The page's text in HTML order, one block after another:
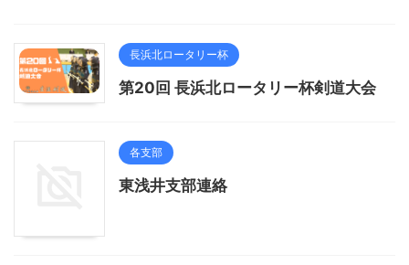
長浜北ロータリー杯
第20回 長浜北ロータリー杯剣道大会
各支部
東浅井支部連絡